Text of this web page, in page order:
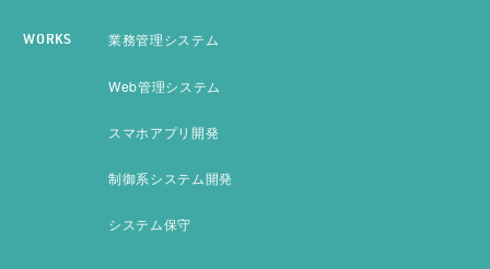
WORKS 業務管理システム
Web管理システム
スマホアプリ開発
制御系システム開発
システム保守